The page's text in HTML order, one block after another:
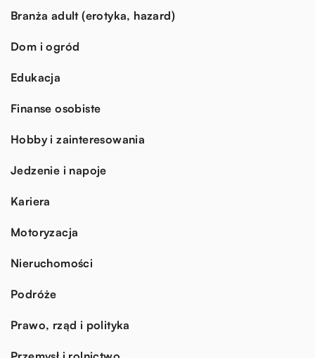
Branża adult (erotyka, hazard)
Dom i ogród
Edukacja
Finanse osobiste
Hobby i zainteresowania
Jedzenie i napoje
Kariera
Motoryzacja
Nieruchomości
Podróże
Prawo, rząd i polityka